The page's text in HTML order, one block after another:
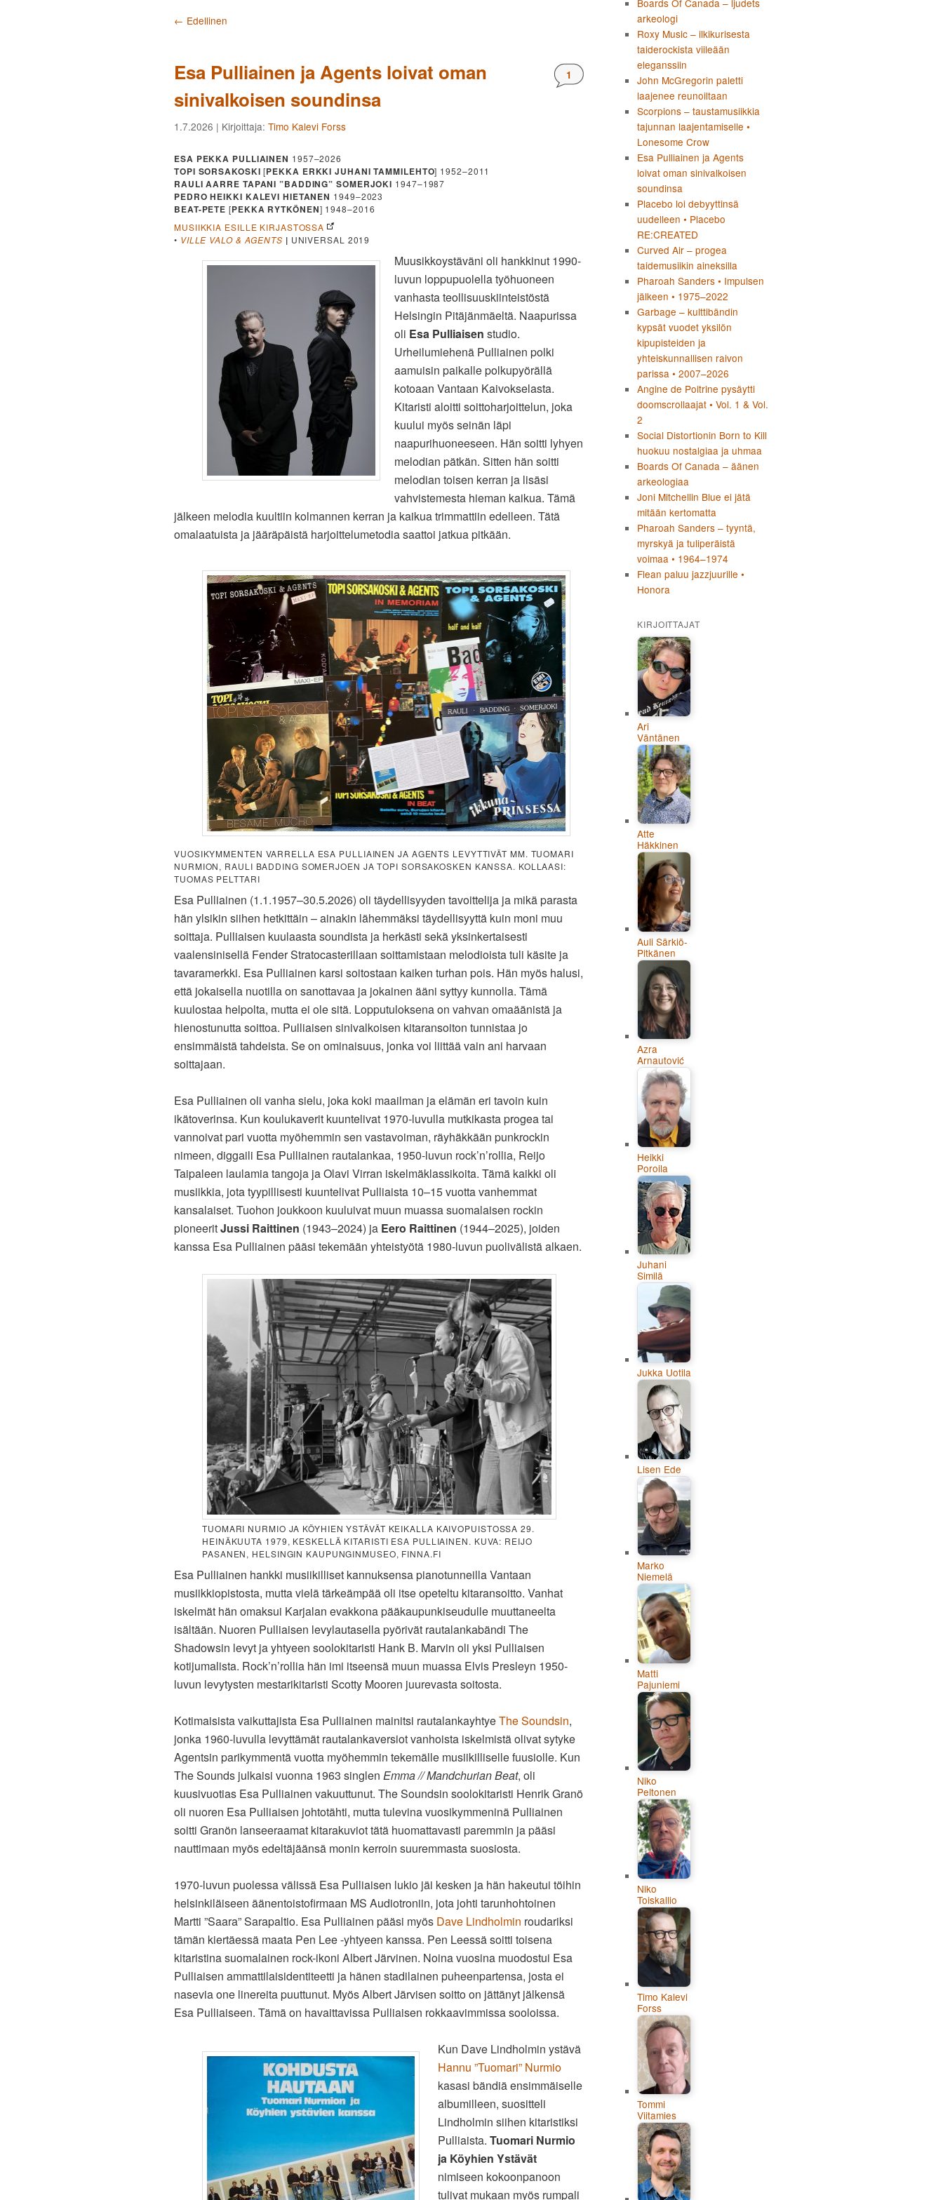
Artikkelien selaus
← Edellinen
Esa Pulliainen ja Agents loivat oman
sinivalkoisen soundinsa
Kommentteja:
1
1.7.2026 | Kirjoittaja: Timo Kalevi Forss
ESA PEKKA PULLIAINEN 1957–2026
TOPI SORSAKOSKI [PEKKA ERKKI JUHANI TAMMILEHTO] 1952–2011
RAULI AARRE TAPANI ”BADDING” SOMERJOKI 1947–1987
PEDRO HEIKKI KALEVI HIETANEN 1949–2023
BEAT-PETE [PEKKA RYTKÖNEN] 1948–2016
MUSIIKKIA ESILLE KIRJASTOSSA
• VILLE VALO & AGENTS | UNIVERSAL 2019
Muusikkoystäväni oli hankkinut 1990-
luvun loppupuolella työhuoneen
vanhasta teollisuuskiinteistöstä
Helsingin Pitäjänmäeltä. Naapurissa
oli Esa Pulliaisen studio.
Urheilumiehenä Pulliainen polki
aamuisin paikalle polkupyörällä
kotoaan Vantaan Kaivokselasta.
Kitaristi aloitti soittoharjoittelun, joka
kuului myös seinän läpi
naapurihuoneeseen. Hän soitti lyhyen
melodian pätkän. Sitten hän soitti
melodian toisen kerran ja lisäsi
vahvistemesta hieman kaikua. Tämä
jälkeen melodia kuultiin kolmannen kerran ja kaikua trimmattiin edelleen. Tätä
omalaatuista ja jääräpäistä harjoittelumetodia saattoi jatkua pitkään.
VUOSIKYMMENTEN VARRELLA ESA PULLIAINEN JA AGENTS LEVYTTIVÄT MM. TUOMARI
NURMION, RAULI BADDING SOMERJOEN JA TOPI SORSAKOSKEN KANSSA. KOLLAASI:
TUOMAS PELTTARI
Esa Pulliainen (1.1.1957–30.5.2026) oli täydellisyyden tavoittelija ja mikä parasta
hän ylsikin siihen hetkittäin – ainakin lähemmäksi täydellisyyttä kuin moni muu
soittaja. Pulliaisen kuulaasta soundista ja herkästi sekä yksinkertaisesti
vaalensinisellä Fender Stratocasterillaan soittamistaan melodioista tuli käsite ja
tavaramerkki. Esa Pulliainen karsi soitostaan kaiken turhan pois. Hän myös halusi,
että jokaisella nuotilla on sanottavaa ja jokainen ääni syttyy kunnolla. Tämä
kuulostaa helpolta, mutta ei ole sitä. Lopputuloksena on vahvan omaäänistä ja
hienostunutta soittoa. Pulliaisen sinivalkoisen kitaransoiton tunnistaa jo
ensimmäistä tahdeista. Se on ominaisuus, jonka voi liittää vain ani harvaan
soittajaan.
Esa Pulliainen oli vanha sielu, joka koki maailman ja elämän eri tavoin kuin
ikätoverinsa. Kun koulukaverit kuuntelivat 1970-luvulla mutkikasta progea tai
vannoivat pari vuotta myöhemmin sen vastavoiman, räyhäkkään punkrockin
nimeen, diggaili Esa Pulliainen rautalankaa, 1950-luvun rock’n’rollia, Reijo
Taipaleen laulamia tangoja ja Olavi Virran iskelmäklassikoita. Tämä kaikki oli
musiikkia, jota tyypillisesti kuuntelivat Pulliaista 10–15 vuotta vanhemmat
kansalaiset. Tuohon joukkoon kuuluivat muun muassa suomalaisen rockin
pioneeritJussi Raittinen (1943–2024) ja Eero Raittinen (1944–2025), joiden
kanssa Esa Pulliainen pääsi tekemään yhteistyötä 1980-luvun puolivälistä alkaen.
TUOMARI NURMIO JA KÖYHIEN YSTÄVÄT KEIKALLA KAIVOPUISTOSSA 29.
HEINÄKUUTA 1979, KESKELLÄ KITARISTI ESA PULLIAINEN. KUVA: REIJO
PASANEN, HELSINGIN KAUPUNGINMUSEO, FINNA.FI
Esa Pulliainen hankki musiikilliset kannuksensa pianotunneilla Vantaan
musiikkiopistosta, mutta vielä tärkeämpää oli itse opeteltu kitaransoitto. Vanhat
iskelmät hän omaksui Karjalan evakkona pääkaupunkiseudulle muuttaneelta
isältään. Nuoren Pulliaisen levylautasella pyörivät rautalankabändi The
Shadowsin levyt ja yhtyeen soolokitaristi Hank B. Marvin oli yksi Pulliaisen
kotijumalista. Rock’n’rollia hän imi itseensä muun muassa Elvis Presleyn 1950-
luvun levytysten mestarikitaristi Scotty Mooren juurevasta soitosta.
Kotimaisista vaikuttajista Esa Pulliainen mainitsi rautalankayhtyeThe Soundsin,
jonka 1960-luvulla levyttämät rautalankaversiot vanhoista iskelmistä olivat sytyke
Agentsin parikymmentä vuotta myöhemmin tekemälle musiikilliselle fuusiolle. Kun
The Sounds julkaisi vuonna 1963 singlen Emma // Mandchurian Beat, oli
kuusivuotias Esa Pulliainen vakuuttunut. The Soundsin soolokitaristi Henrik Granö
oli nuoren Esa Pulliaisen johtotähti, mutta tulevina vuosikymmeninä Pulliainen
soitti Granön lanseeraamat kitarakuviot tätä huomattavasti paremmin ja pääsi
nauttimaan myös edeltäjäänsä monin kerroin suuremmasta suosiosta.
1970-luvun puolessa välissä Esa Pulliaisen lukio jäi kesken ja hän hakeutui töihin
helsinkiläiseen äänentoistofirmaan MS Audiotroniin, jota johti tarunhohtoinen
Martti ”Saara” Sarapaltio. Esa Pulliainen pääsi myös Dave Lindholmin roudariksi
tämän kiertäessä maata Pen Lee -yhtyeen kanssa. Pen Leessä soitti toisena
kitaristina suomalainen rock-ikoni Albert Järvinen. Noina vuosina muodostui Esa
Pulliaisen ammattilaisidentiteetti ja hänen stadilainen puheenpartensa, josta ei
nasevia one linereita puuttunut. Myös Albert Järvisen soitto on jättänyt jälkensä
Esa Pulliaiseen. Tämä on havaittavissa Pulliaisen rokkaavimmissa sooloissa.
Kun Dave Lindholmin ystävä
Hannu ”Tuomari” Nurmio
kasasi bändiä ensimmäiselle
albumilleen, suositteli
Lindholmin siihen kitaristiksi
Pulliaista. Tuomari Nurmio
ja Köyhien Ystävät
nimiseen kokoonpanoon
tulivat mukaan myös rumpali
Boards Of Canada – ljudets
arkeologi
Roxy Music – ilkikurisesta
taiderockista viileään
eleganssiin
John McGregorin paletti
laajenee reunoiltaan
Scorpions – taustamusiikkia
tajunnan laajentamiselle •
Lonesome Crow
Esa Pulliainen ja Agents
loivat oman sinivalkoisen
soundinsa
Placebo loi debyyttinsä
uudelleen • Placebo
RE:CREATED
Curved Air – progea
taidemusiikin aineksilla
Pharoah Sanders • Impulsen
jälkeen • 1975–2022
Garbage – kulttibändin
kypsät vuodet yksilön
kipupisteiden ja
yhteiskunnallisen raivon
parissa • 2007–2026
Angine de Poitrine pysäytti
doomscrollaajat • Vol. 1 & Vol.
2
Social Distortionin Born to Kill
huokuu nostalgiaa ja uhmaa
Boards Of Canada – äänen
arkeologiaa
Joni Mitchellin Blue ei jätä
mitään kertomatta
Pharoah Sanders – tyyntä,
myrskyä ja tuliperäistä
voimaa • 1964–1974
Flean paluu jazzjuurille •
Honora
KIRJOITTAJAT
Ari
Väntänen
Atte
Häkkinen
Auli Särkiö-
Pitkänen
Azra
Arnautović
Heikki
Poroila
Juhani
Similä
Jukka Uotila
Lisen Ede
Marko
Niemelä
Matti
Pajuniemi
Niko
Peltonen
Niko
Toiskallio
Timo Kalevi
Forss
Tommi
Viitamies